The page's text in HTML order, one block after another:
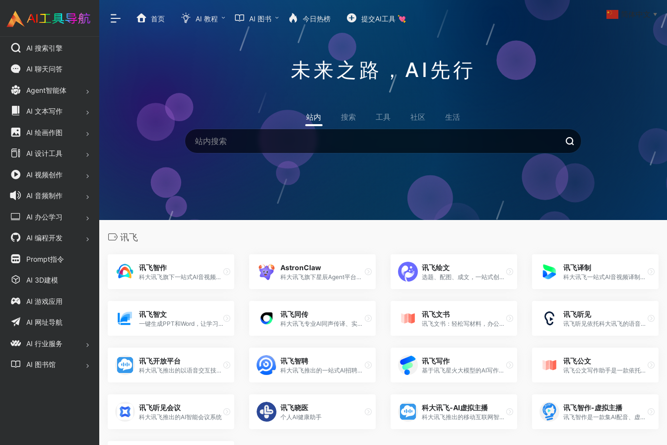
AI 搜索引擎
AI 聊天问答
Agent智能体
AI 文本写作
AI 绘画作图
AI 设计工具
AI 视频创作
AI 音频制作
AI 办公学习
AI 编程开发
Prompt指令
AI 3D建模
AI 游戏应用
AI 网址导航
AI 行业服务
AI 图书馆
首页 AI 教程 AI 图书 今日热榜 提交AI工具 💘
未来之路，AI先行
站内 搜索 工具 社区 生活
讯飞
讯飞智作
科大讯飞旗下一站式AI音视频创作平台
AstronClaw
科大讯飞旗下星辰Agent平台推出的AI智能体，基于OpenClaw框架，7x24小时在线运行
讯飞绘文
选题、配图、成文，一站式创作，让内容运营更高效
讯飞译制
科大讯飞一站式AI音视频译制平台，自动转写、多语翻译、智能配音、字幕生成，高效搞定视频出海与本地化。
讯飞智文
一键生成PPT和Word，让学习生活更轻松。
讯飞同传
科大讯飞专业AI同声传译、实时字幕翻译工具
讯飞文书
讯飞文书：轻松写材料，办公有诀窍
讯飞听见
讯飞听见依托科大讯飞的语音识别技术，为用户提供语音转文字、录音转文字等服务，1小时音频最快5分钟出稿，高效安全。
讯飞开放平台
科大讯飞推出的以语音交互技术为核心的AI开放平台
讯飞智聘
科大讯飞推出的一站式AI招聘管理平台
讯飞写作
基于讯飞星火大模型的AI写作工具，可以快速生成新闻稿件、品宣文案、工作总结、心得体会等各种文文稿
讯飞公文
讯飞公文写作助手是一款依托于讯飞星火大模型、专为广大公文材料撰稿人打造的高效公文写作平台。
讯飞听见会议
科大讯飞推出的AI智能会议系统
讯飞晓医
个人AI健康助手
科大讯飞-AI虚拟主播
科大讯飞推出的移动互联网智能交互平台，为开发者免费提供：涵盖语音能力增强型SDK，一站式人机智能语音交互解决方案，专业全面的移动应用分析；
讯飞智作-虚拟主播
讯飞智作是一款集AI配音、虚拟人视频生成、PPT生成视频、虚拟人定制等多功能的AI音视频生产平台。已广泛应用于媒体、教育、短视频等领域。
简体中文 ▼